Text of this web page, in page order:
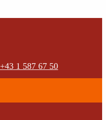
+43 1 587 67 50